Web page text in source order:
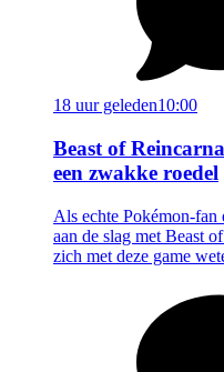
18 uur geleden10:00
Beast of
een zwakke roedel
Als echte Pokémon-fan
aan de slag met Beast
zich met deze game